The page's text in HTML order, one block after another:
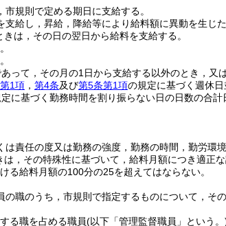
規則で定める期日に支給する。
給し，昇給，降給等により給料額に異動を生じ
は，その日の翌日から給料を支給する。
って，その月の1日から支給する以外のとき，又
1項 ， 第4条及び第5条第1項の規定に基づく週休日
に基づく勤務時間を割り振らない日の日数の合
責任の度又は勤務の強度，勤務の時間，勤労環
，その特殊性に基づいて，給料月額につき適正
る給料月額の100分の25を超えてはならない。
職のうち，市規則で指定するものについて，そ
る職を占める職員(以下「管理監督職員」という。